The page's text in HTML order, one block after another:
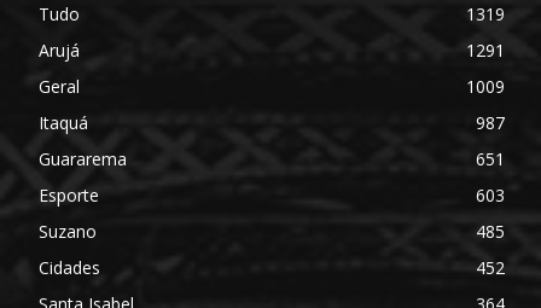
Tudo
1319
Arujá
1291
Geral
1009
Itaquá
987
Guararema
651
Esporte
603
Suzano
485
Cidades
452